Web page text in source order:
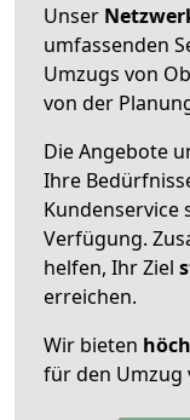
Unser
umfassenden
Umzugs von
von der
Die Angebote
Ihre
Kundenservice
Verfügung.
helfen, Ihr Ziel
erreichen.
Wir bieten
für den Umzug